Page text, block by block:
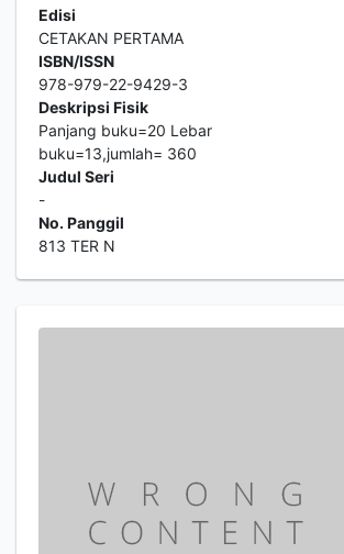
Edisi
CETAKAN PERTAMA
ISBN/ISSN
978-979-22-9429-3
Deskripsi Fisik
Panjang buku=20 Lebar
buku=13,jumlah= 360
Judul Seri
-
No. Panggil
813 TER N